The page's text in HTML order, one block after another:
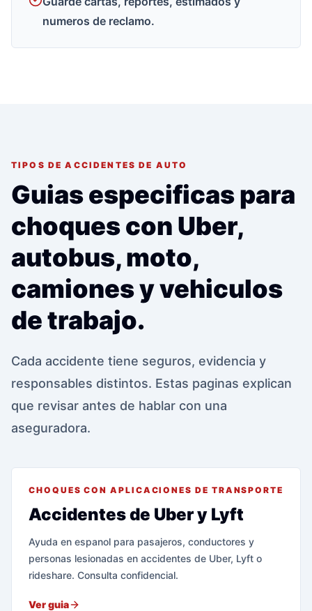
numeros de reclamo.
TIPOS DE ACCIDENTES DE AUTO
Guias especificas para
choques con Uber,
autobus, moto,
camiones y vehiculos
de trabajo.
Cada accidente tiene seguros, evidencia y
responsables distintos. Estas paginas explican
que revisar antes de hablar con una
aseguradora.
CHOQUES CON APLICACIONES DE TRANSPORTE
Accidentes de Uber y Lyft
Ayuda en espanol para pasajeros, conductores y
personas lesionadas en accidentes de Uber, Lyft o
rideshare. Consulta confidencial.
Ver guia